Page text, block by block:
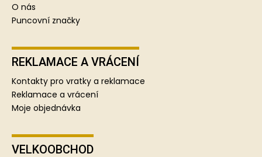
O nás
Puncovní značky
REKLAMACE A VRÁCENÍ
Kontakty pro vratky a reklamace
Reklamace a vrácení
Moje objednávka
VELKOOBCHOD